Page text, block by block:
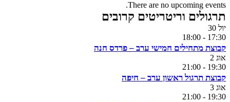
There are no upcoming events.
תרגולים וריטריטים קרובים
יול 30
17:30
-
18:00
קבוצת מתחילים חמישי ערב – פרדס חנה
אוג 2
19:30
-
21:00
קבוצת תרגול ראשון ערב – חיפה
אוג 3
19:30
-
21:00